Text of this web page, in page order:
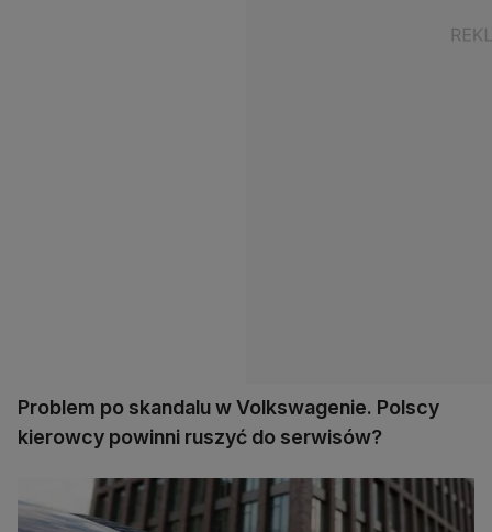
Problem po skandalu w Volkswagenie. Polscy
kierowcy powinni ruszyć do serwisów?